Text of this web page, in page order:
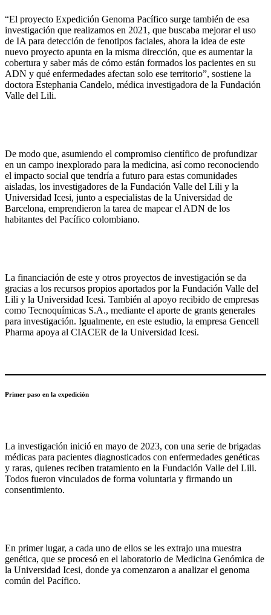
“El proyecto Expedición Genoma Pacífico surge también de esa
investigación que realizamos en 2021, que buscaba mejorar el uso
de IA para detección de fenotipos faciales, ahora la idea de este
nuevo proyecto apunta en la misma dirección, que es aumentar la
cobertura y saber más de cómo están formados los pacientes en su
ADN y qué enfermedades afectan solo ese territorio”, sostiene la
doctora Estephania Candelo, médica investigadora de la Fundación
Valle del Lili.
De modo que, asumiendo el compromiso científico de profundizar
en un campo inexplorado para la medicina, así como reconociendo
el impacto social que tendría a futuro para estas comunidades
aisladas, los investigadores de la Fundación Valle del Lili y la
Universidad Icesi, junto a especialistas de la Universidad de
Barcelona, emprendieron la tarea de mapear el ADN de los
habitantes del Pacífico colombiano.
La financiación de este y otros proyectos de investigación se da
gracias a los recursos propios aportados por la Fundación Valle del
Lili y la Universidad Icesi. También al apoyo recibido de empresas
como Tecnoquímicas S.A., mediante el aporte de grants generales
para investigación. Igualmente, en este estudio, la empresa Gencell
Pharma apoya al CIACER de la Universidad Icesi.
Primer paso en la expedición
La investigación inició en mayo de 2023, con una serie de brigadas
médicas para pacientes diagnosticados con enfermedades genéticas
y raras, quienes reciben tratamiento en la Fundación Valle del Lili.
Todos fueron vinculados de forma voluntaria y firmando un
consentimiento.
En primer lugar, a cada uno de ellos se les extrajo una muestra
genética, que se procesó en el laboratorio de Medicina Genómica de
la Universidad Icesi, donde ya comenzaron a analizar el genoma
común del Pacífico.